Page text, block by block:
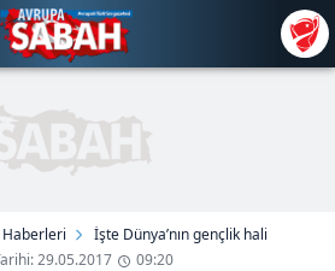
İşte Dünya’nın gençlik hali
29.05.2017
09:20